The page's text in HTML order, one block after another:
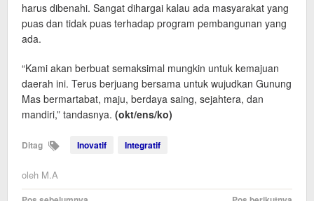
harus dibenahi. Sangat dihargai kalau ada masyarakat yang
puas dan tidak puas terhadap program pembangunan yang
ada.
“Kami akan berbuat semaksimal mungkin untuk kemajuan
daerah ini. Terus berjuang bersama untuk wujudkan Gunung
Mas bermartabat, maju, berdaya saing, sejahtera, dan
mandiri,” tandasnya. (okt/ens/ko)
Ditag Inovatif Integratif
oleh M.A